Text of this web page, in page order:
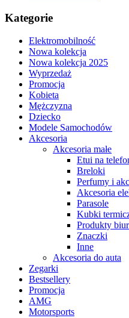
Kategorie
Elektromobilność
Nowa kolekcja
Nowa kolekcja 2025
Wyprzedaż
Promocja
Kobieta
Mężczyzna
Dziecko
Modele Samochodów
Akcesoria
Akcesoria małe
Etui na
Breloki
Perfumy i
Akcesoria
Parasole
Kubki
Produkty
Znaczki
Inne
Akcesoria do auta
Zegarki
Bestsellery
Promocja
AMG
Motorsports